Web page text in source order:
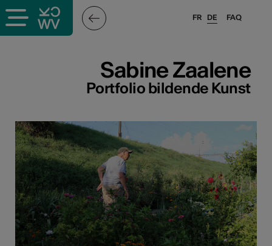
FAQ
FR DE
Sabine Zaalene
Portfolio bildende Kunst